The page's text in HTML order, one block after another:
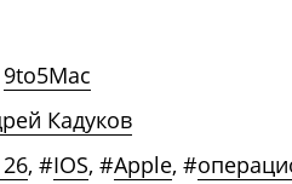
9to5Mac
Кадуков
, #IOS, #Apple, #